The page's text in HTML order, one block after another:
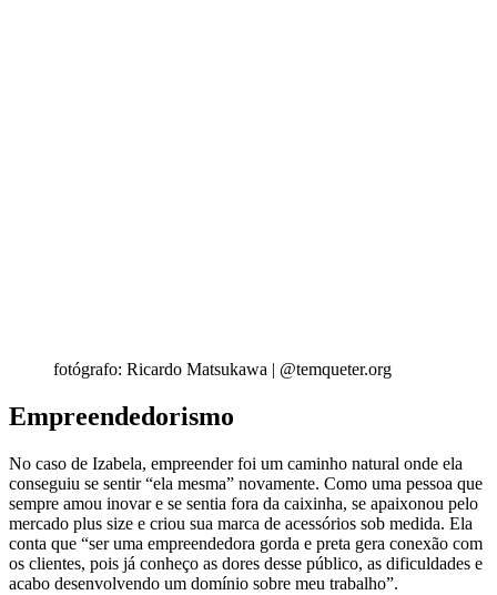
fotógrafo: Ricardo Matsukawa | @temqueter.org
Empreendedorismo
No caso de Izabela, empreender foi um caminho natural onde ela
conseguiu se sentir “ela mesma” novamente. Como uma pessoa que
sempre amou inovar e se sentia fora da caixinha, se apaixonou pelo
mercado plus size e criou sua marca de acessórios sob medida. Ela
conta que “ser uma empreendedora gorda e preta gera conexão com
os clientes, pois já conheço as dores desse público, as dificuldades e
acabo desenvolvendo um domínio sobre meu trabalho”.